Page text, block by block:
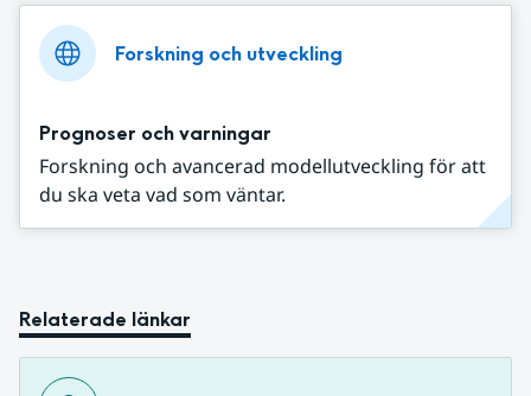
Forskning och utveckling
Prognoser och varningar
Forskning och avancerad modellutveckling för att
du ska veta vad som väntar.
Relaterade länkar